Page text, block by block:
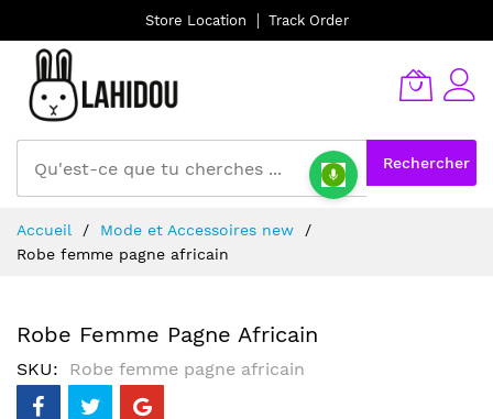
Store Location Track Order
Rechercher
au
contenu
Accueil
Mode et Accessoires new
Robe femme pagne africain
Robe Femme Pagne Africain
SKU Robe femme pagne africain